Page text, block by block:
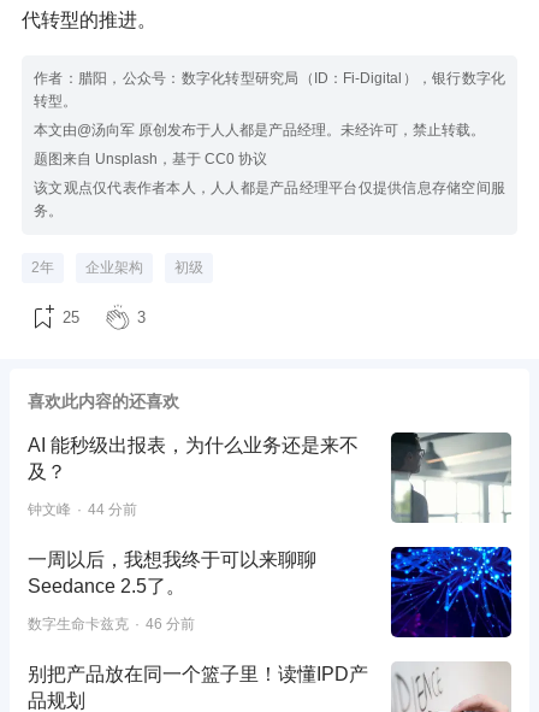
代转型的推进。
作者：腊阳，公众号：数字化转型研究局（ID：Fi-Digital），银行数字化
转型。
本文由@汤向军 原创发布于人人都是产品经理。未经许可，禁止转载。
题图来自 Unsplash，基于 CC0 协议
该文观点仅代表作者本人，人人都是产品经理平台仅提供信息存储空间服
务。
2年 企业架构 初级
25 3
喜欢此内容的还喜欢
AI 能秒级出报表，为什么业务还是来不
及？
钟文峰 44 分前
一周以后，我想我终于可以来聊聊
Seedance 2.5了。
数字生命卡兹克 46 分前
别把产品放在同一个篮子里！读懂IPD产
品规划